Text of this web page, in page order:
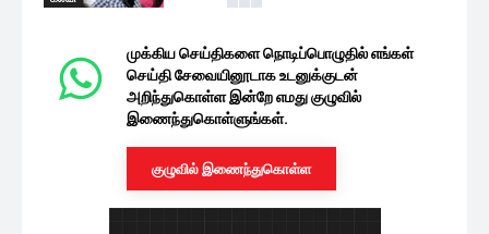
முக்கிய செய்திகளை நொடிப்பொழுதில் எங்கள்
செய்தி சேவையினூடாக உடனுக்குடன்
அறிந்துகொள்ள இன்றே எமது குழுவில்
இணைந்துகொள்ளுங்கள்.
குழுவில் இணைந்துகொள்ள